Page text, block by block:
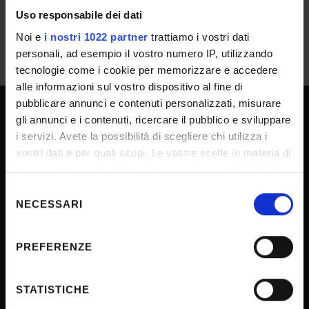
Uso responsabile dei dati
Noi e i nostri 1022 partner trattiamo i vostri dati
personali, ad esempio il vostro numero IP, utilizzando
tecnologie come i cookie per memorizzare e accedere
alle informazioni sul vostro dispositivo al fine di
pubblicare annunci e contenuti personalizzati, misurare
gli annunci e i contenuti, ricercare il pubblico e sviluppare
i servizi. Avete la possibilità di scegliere chi utilizza i
vostri dati e per quali scopi. Le vostre scelte in materia di
privacy sono applicabili solo su questa proprietà digitale
modificare o revocare il proprio consenso in qualsiasi
momento dalla Dichiarazione sui cookie o facendo clic
raccogliere informazioni sulla tua posizione
geografica, con un'approssimazione di qualche
delNECESSARI
PREFERENZE
STATISTICHE
SPORTELLO ATENEO
Albo Ufficiale
Gare di appalto
Note legali